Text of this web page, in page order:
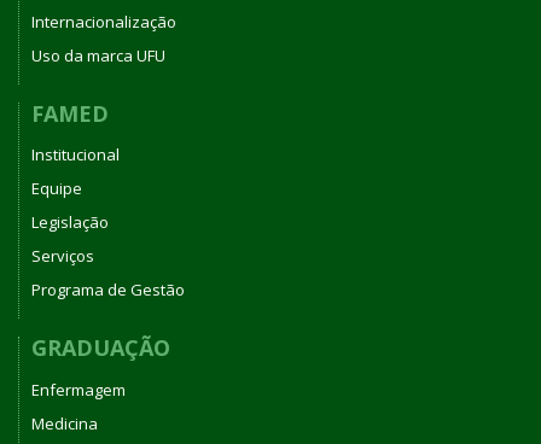
Internacionalização
Uso da marca UFU
FAMED
Institucional
Equipe
Legislação
Serviços
Programa de Gestão
GRADUAÇÃO
Enfermagem
Medicina